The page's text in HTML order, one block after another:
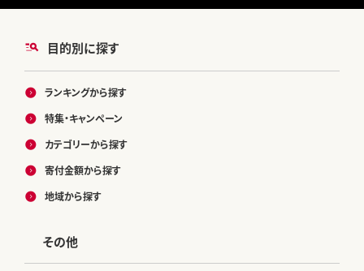
目的別に探す
ランキングから探す
特集・キャンペーン
カテゴリーから探す
寄付金額から探す
地域から探す
その他